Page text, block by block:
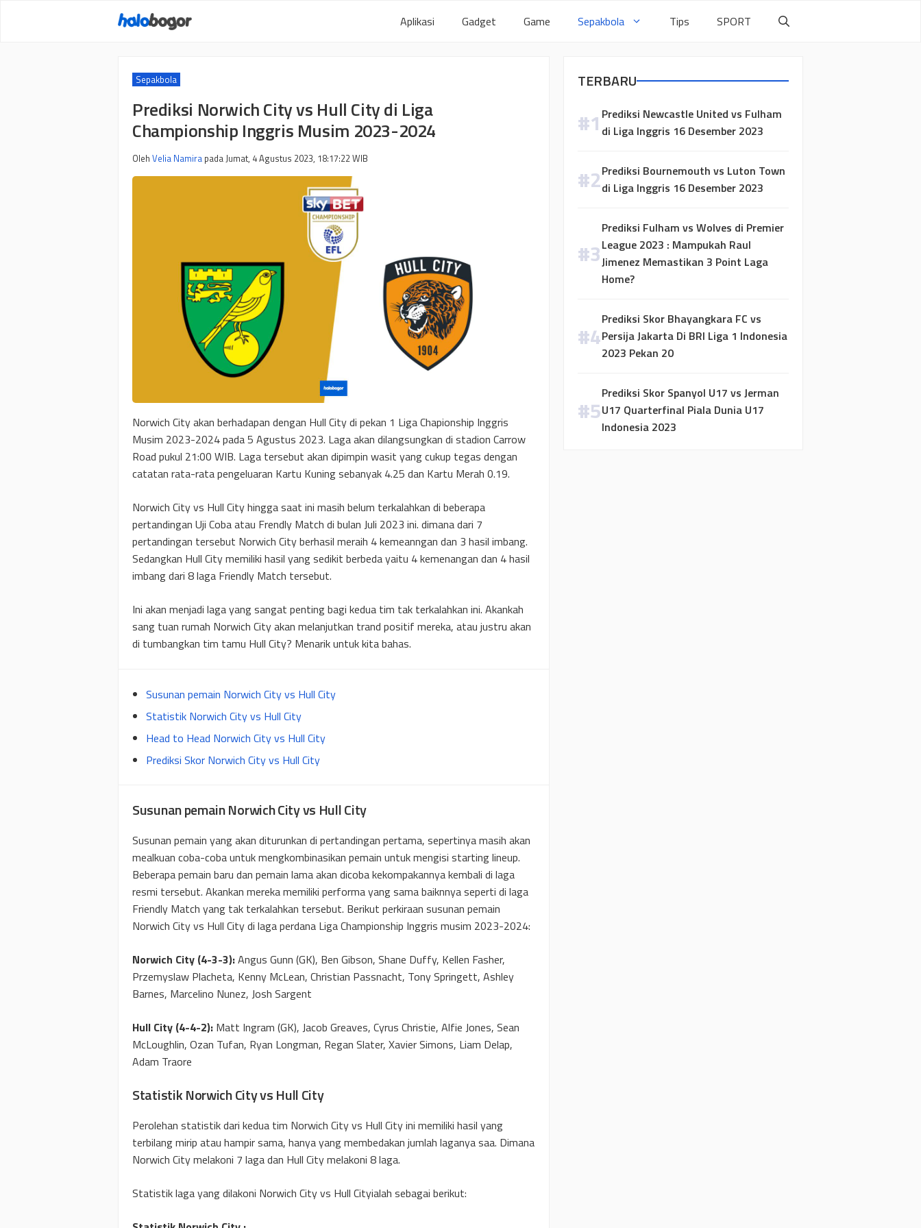
Aplikasi Gadget Game Sepakbola Tips SPORT
Sepakbola
Prediksi Norwich City vs Hull City di Liga
Championship Inggris Musim 2023-2024
Oleh Velia Namira padaJumat, 4 Agustus 2023, 18:17:22WIB
Norwich City akan berhadapan dengan Hull City di pekan 1 Liga Chapionship Inggris
Musim 2023-2024 pada 5 Agustus 2023. Laga akan dilangsungkan di stadion Carrow
Road pukul 21:00 WIB. Laga tersebut akan dipimpin wasit yang cukup tegas dengan
catatan rata-rata pengeluaran Kartu Kuning sebanyak 4.25 dan Kartu Merah 0.19.
Norwich City vs Hull City hingga saat ini masih belum terkalahkan di beberapa
pertandingan Uji Coba atau Frendly Match di bulan Juli 2023 ini. dimana dari 7
pertandingan tersebut Norwich City berhasil meraih 4 kemeanngan dan 3 hasil imbang.
Sedangkan Hull City memiliki hasil yang sedikit berbeda yaitu 4 kemenangan dan 4 hasil
imbang dari 8 laga Friendly Match tersebut.
Ini akan menjadi laga yang sangat penting bagi kedua tim tak terkalahkan ini. Akankah
sang tuan rumah Norwich City akan melanjutkan trand positif mereka, atau justru akan
di tumbangkan tim tamu Hull City? Menarik untuk kita bahas.
Susunan pemain Norwich City vs Hull City
Statistik Norwich City vs Hull City
Head to Head Norwich City vs Hull City
Prediksi Skor Norwich City vs Hull City
Susunan pemain Norwich City vs Hull City
Susunan pemain yang akan diturunkan di pertandingan pertama, sepertinya masih akan
mealkuan coba-coba untuk mengkombinasikan pemain untuk mengisi starting lineup.
Beberapa pemain baru dan pemain lama akan dicoba kekompakannya kembali di laga
resmi tersebut. Akankan mereka memiliki performa yang sama baiknnya seperti di laga
Friendly Match yang tak terkalahkan tersebut. Berikut perkiraan susunan pemain
Norwich City vs Hull City di laga perdana Liga Championship Inggris musim 2023-2024:
Norwich City (4-3-3):Angus Gunn (GK), Ben Gibson, Shane Duffy, Kellen Fasher,
Przemyslaw Placheta, Kenny McLean, Christian Passnacht, Tony Springett, Ashley
Barnes, Marcelino Nunez, Josh Sargent
Hull City (4-4-2): Matt Ingram (GK), Jacob Greaves, Cyrus Christie, Alfie Jones, Sean
McLoughlin, Ozan Tufan, Ryan Longman, Regan Slater, Xavier Simons, Liam Delap,
Adam Traore
Statistik Norwich City vs Hull City
Perolehan statistik dari kedua tim Norwich City vs Hull City ini memiliki hasil yang
terbilang mirip atau hampir sama, hanya yang membedakan jumlah laganya saa. Dimana
Norwich City melakoni 7 laga dan Hull City melakoni 8 laga.
Statistik laga yang dilakoni Norwich City vs Hull Cityialah sebagai berikut:
TERBARU
Prediksi Newcastle United vs Fulham
di Liga Inggris 16 Desember 2023
Prediksi Bournemouth vs Luton Town
di Liga Inggris 16 Desember 2023
Prediksi Fulham vs Wolves di Premier
League 2023 : Mampukah Raul
Jimenez Memastikan 3 Point Laga
Home?
Prediksi Skor Bhayangkara FC vs
Persija Jakarta Di BRI Liga 1 Indonesia
2023 Pekan 20
Prediksi Skor Spanyol U17 vs Jerman
U17 Quarterfinal Piala Dunia U17
Indonesia 2023